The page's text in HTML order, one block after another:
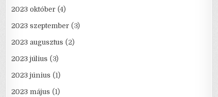
2023 október (4)
2023 szeptember (3)
2023 augusztus (2)
2023 július (3)
2023 június (1)
2023 május (1)